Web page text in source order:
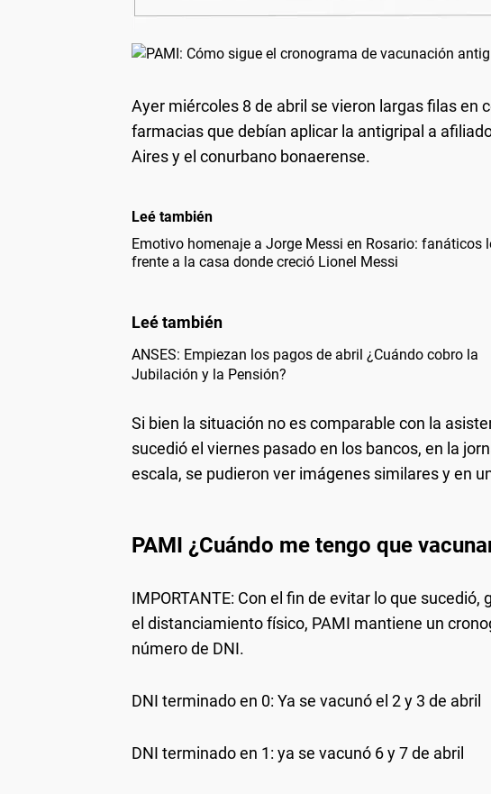
Ayer miércoles 8 de abril se vieron largas filas en
farmacias que debían aplicar la antigripal a
Aires y el conurbano bonaerense.
Leé también
Emotivo homenaje a Jorge Messi en Rosario: fanáticos
frente a la casa donde creció Lionel Messi
ANSES: Empiezan los pagos de abril ¿Cuándo cobro la
Jubilación y la Pensión?
Si bien la situación no es comparable con la
sucedió el viernes pasado en los bancos, en la
escala, se pudieron ver imágenes similares y en
PAMI ¿Cuándo me tengo que
IMPORTANTE: Con el fin de evitar lo que
el distanciamiento físico, PAMI mantiene un
número de DNI.
DNI terminado en 0: Ya se vacunó el 2 y 3 de abril
DNI terminado en 1: ya se vacunó 6 y 7 de abril